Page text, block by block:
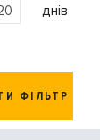
днів
ФІЛЬТР